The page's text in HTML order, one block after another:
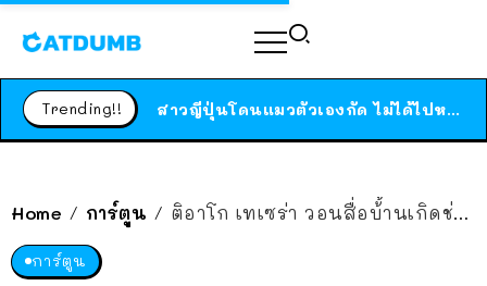
Trending!! ได้เวลาเด็กหนวดรวมตัว RF Online Next เปิดให้เล่นแล้ว เกม Sci-Fi MMORPG ระดับตำนาน เล่นได้ทั้งมือถือและ PC
สาวญี่ปุ่นโดนแมวตัวเองกัด ไม่ได้ไปหาหมอตั้งแต่เนิ่นๆ สุดท้ายขาบวม กลายเป็นโรคเนื้อเน่า เตือนทาสแมวทั้งหลายให้ระวัง
Home / การ์ตูน / ติอาโก เทเซร่า วอนสื่อบ้้านเกิดช่วย หลังโดน องค์กรมวยไทยโลก แบน จากกรณีออกตัวสนับสนุน กุน ขแมร์
การ์ตูน